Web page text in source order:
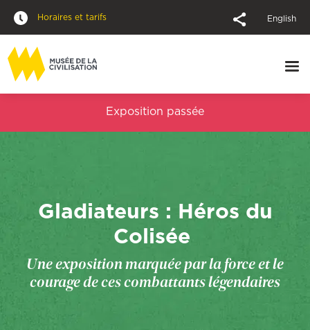
Horaires et tarifs English
Exposition passée
Gladiateurs : Héros du
Colisée
Une exposition marquée par la force et le
courage de ces combattants légendaires